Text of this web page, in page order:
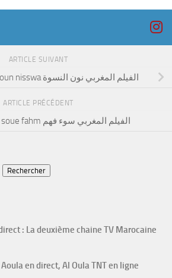
ARTICLE SUIVANT
Film Marocain Noun nisswa الفيلم المغربي نون النسوة
ARTICLE PRÉCÉDENT
Film Marocain soue fahm الفيلم المغربي سوء فهم
Rechercher
: La deuxième chaine TV Marocaine
en direct, Al Oula TNT en ligne